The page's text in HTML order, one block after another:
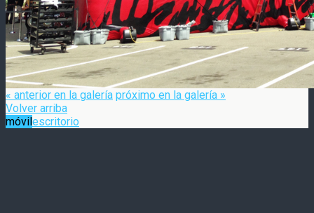
« anterior en la galería próximo en la galería »
Volver arriba
móvilescritorio